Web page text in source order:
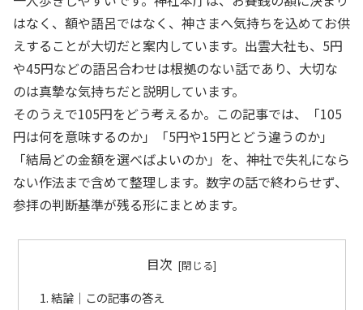
はなく、額や語呂ではなく、神さまへ気持ちを込めてお供
えすることが大切だと案内しています。出雲大社も、5円
や45円などの語呂合わせは根拠のない話であり、大切な
のは真摯な気持ちだと説明しています。
そのうえで105円をどう考えるか。この記事では、「105
円は何を意味するのか」「5円や15円とどう違うのか」
「結局どの金額を選べばよいのか」を、神社で失礼になら
ない作法まで含めて整理します。数字の話で終わらせず、
参拝の判断基準が残る形にまとめます。
目次
結論｜この記事の答え